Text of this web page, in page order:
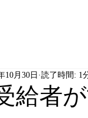
給者
10月30日 読了時間: 1